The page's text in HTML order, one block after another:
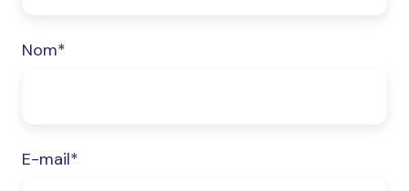
Nom*
E-mail*